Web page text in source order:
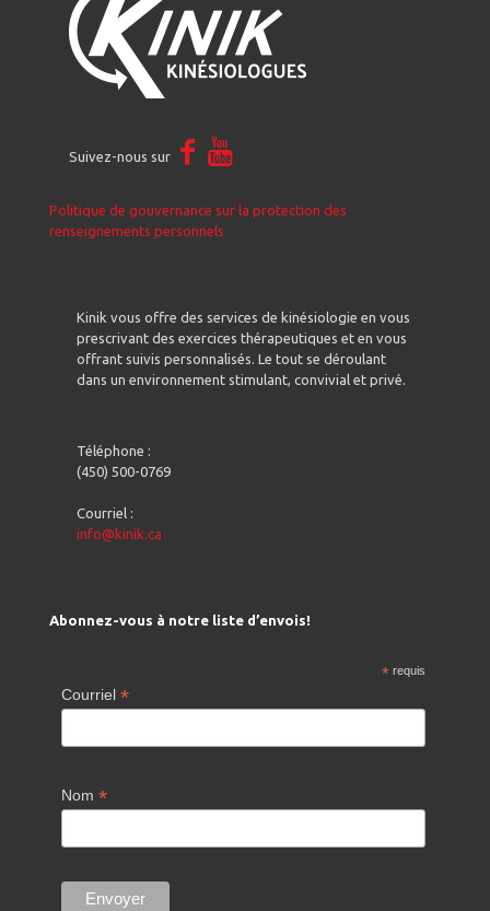
Suivez-nous sur
Politique de gouvernance sur la protection des
renseignements personnels
Kinik vous offre des services de kinésiologie en vous
prescrivant des exercices thérapeutiques et en vous
offrant suivis personnalisés. Le tout se déroulant
dans un environnement stimulant, convivial et privé.
Téléphone :
(450) 500-0769
Courriel :
info@kinik.ca
Abonnez-vous à notre liste d’envois!
* requis
Courriel *
Nom *